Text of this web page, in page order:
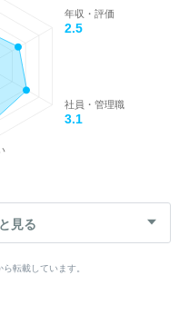
年収・評価
2.5
社員・管理職
3.1
見る
転載しています。